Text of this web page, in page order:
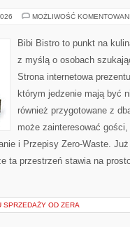
MOŻLIWOŚĆ
Bibi Bistro to punkt na
z myślą o osobach
Strona internetowa
którym jedzenie mają być
również przygotowane z
może zainteresować
i Przepisy Zero-Waste.
ta przestrzeń stawia na
SPRZEDAŻY OD ZERA